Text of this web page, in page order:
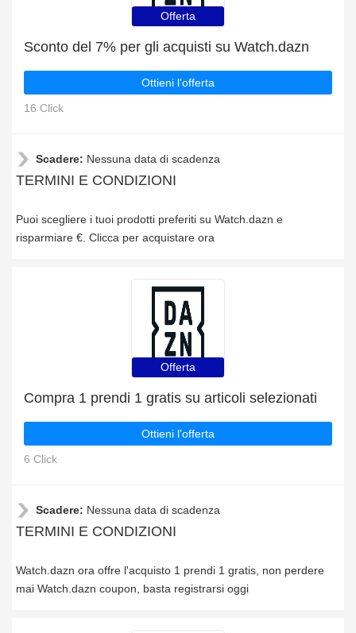
Offerta
Sconto del 7% per gli acquisti su Watch.dazn
Ottieni l'offerta
16 Click
Scadere: Nessuna data di scadenza
TERMINI E CONDIZIONI
Puoi scegliere i tuoi prodotti preferiti su Watch.dazn e
risparmiare €. Clicca per acquistare ora
Offerta
Compra 1 prendi 1 gratis su articoli selezionati
Ottieni l'offerta
6 Click
Scadere: Nessuna data di scadenza
TERMINI E CONDIZIONI
Watch.dazn ora offre l'acquisto 1 prendi 1 gratis, non perdere
mai Watch.dazn coupon, basta registrarsi oggi